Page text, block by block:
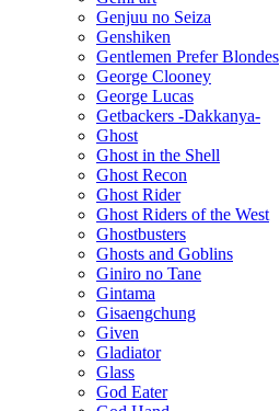
Genjuu no Seiza
Genshiken
Gentlemen Prefer Blondes
George Clooney
George Lucas
Getbackers -Dakkanya-
Ghost
Ghost in the Shell
Ghost Recon
Ghost Rider
Ghost Riders of the West
Ghostbusters
Ghosts and Goblins
Giniro no Tane
Gintama
Gisaengchung
Given
Gladiator
Glass
God Eater